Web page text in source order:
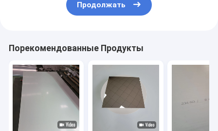
Продолжать
Порекомендованные Продукты